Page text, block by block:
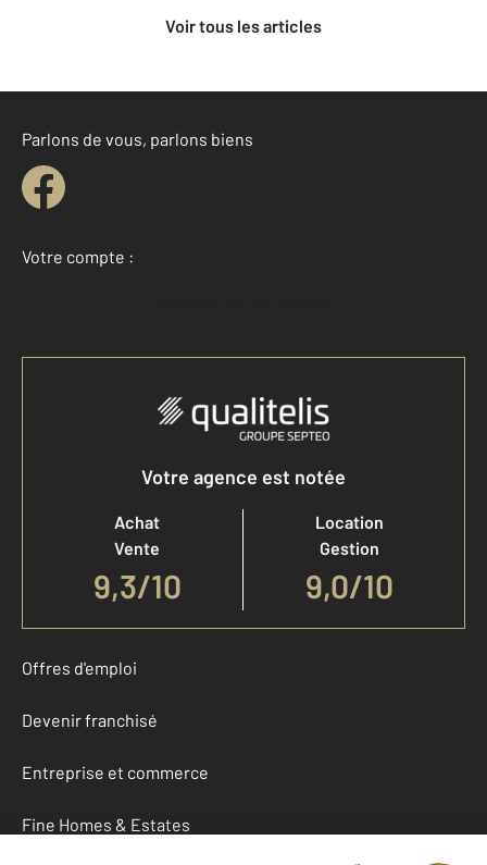
Voir tous les articles
Parlons de vous, parlons biens
Votre compte :
Accéder à mon compte
Votre agence est notée
Achat
Vente
9,3/10
Location
Gestion
9,0/10
Offres d'emploi
Devenir franchisé
Entreprise et commerce
Fine Homes & Estates